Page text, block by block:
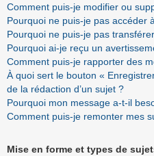
Comment puis-je modifier ou
Pourquoi ne puis-je pas accéder
Pourquoi ne puis-je pas
Pourquoi ai-je reçu un
Comment puis-je rapporter des
À quoi sert le bouton «
de la rédaction d’un sujet ?
Pourquoi mon message a-t-il
Comment puis-je remonter mes
Mise en forme et types de